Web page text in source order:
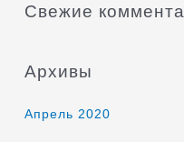
Свежие
Архивы
Апрель 2020